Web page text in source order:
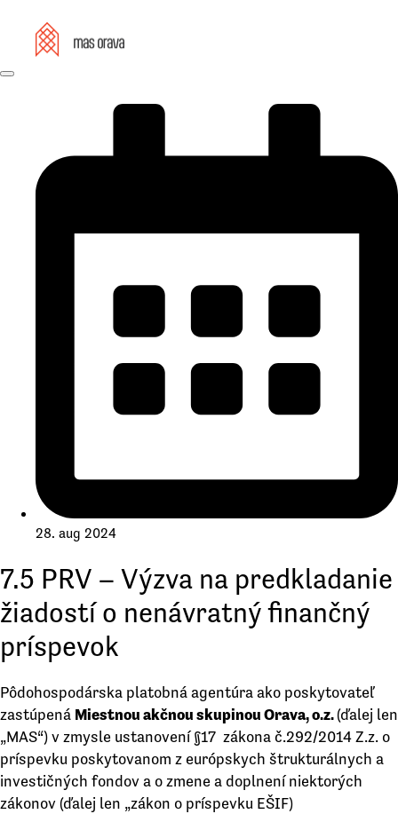
28. aug 2024
7.5 PRV – Výzva na predkladanie
žiadostí o nenávratný finančný
príspevok
Pôdohospodárska platobná agentúra ako poskytovateľ
zastúpená Miestnou akčnou skupinou Orava, o.z. (ďalej len
„MAS“) v zmysle ustanovení §17 zákona č.292/2014 Z.z. o
príspevku poskytovanom z európskych štrukturálnych a
investičných fondov a o zmene a doplnení niektorých
zákonov (ďalej len „zákon o príspevku EŠIF)